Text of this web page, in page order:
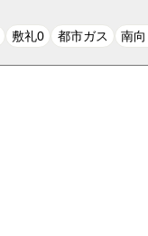
敷礼0 都市ガス 南